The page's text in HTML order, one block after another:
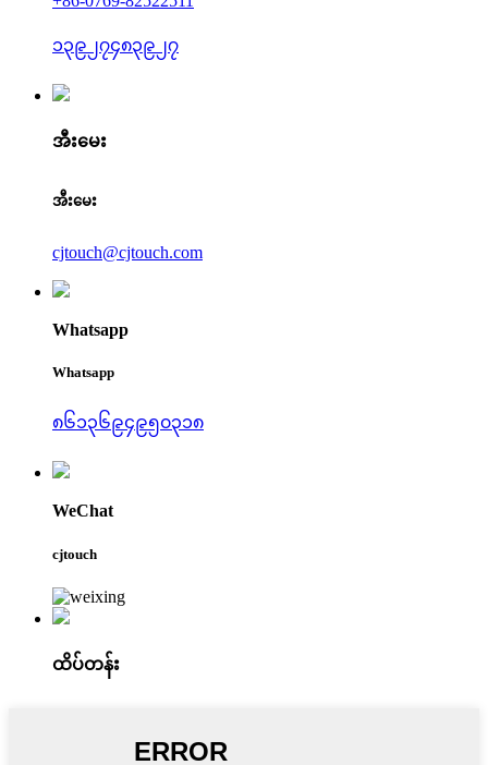
၁၃၉၂၇၄၈၃၉၂၇
အီးမေး
အီးမေး
cjtouch@cjtouch.com
Whatsapp
Whatsapp
၈၆၁၃၆၉၄၉၅၀၃၁၈
WeChat
cjtouch
ထိပ်တန်း